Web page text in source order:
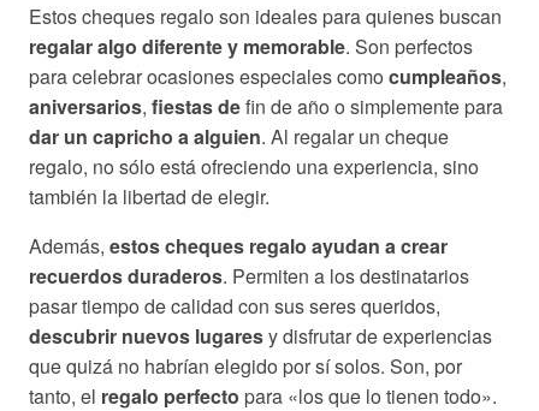
Estos cheques regalo son ideales para quienes buscan
regalar algo diferente y memorable. Son perfectos
para celebrar ocasiones especiales como cumpleaños,
aniversarios, fiestas defin de año o simplemente para
dar un capricho a alguien. Al regalar un cheque
regalo, no sólo está ofreciendo una experiencia, sino
también la libertad de elegir.
Además, estos cheques regalo ayudan a crear
recuerdos duraderos. Permiten a los destinatarios
pasar tiempo de calidad con sus seres queridos,
descubrir nuevos lugaresy disfrutar de experiencias
que quizá no habrían elegido por sí solos. Son, por
tanto, el regalo perfecto para «los que lo tienen todo».